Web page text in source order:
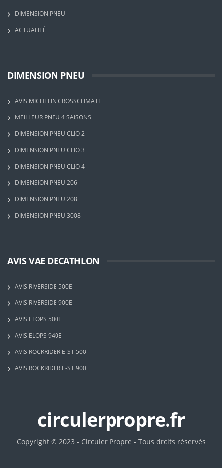
DIMENSION PNEU
ACTUALITÉ
DIMENSION PNEU
AVIS MICHELIN CROSSCLIMATE
MEILLEUR PNEU 4 SAISONS
DIMENSION PNEU CLIO 2
DIMENSION PNEU CLIO 3
DIMENSION PNEU CLIO 4
DIMENSION PNEU 206
DIMENSION PNEU 208
DIMENSION PNEU 3008
AVIS VAE DECATHLON
AVIS RIVERSIDE 500E
AVIS RIVERSIDE 900E
AVIS ELOPS 500E
AVIS ELOPS 940E
AVIS ROCKRIDER E-ST 500
AVIS ROCKRIDER E-ST 900
circulerpropre.fr
Copyright © 2023 - Circuler Propre - Tous droits réservés